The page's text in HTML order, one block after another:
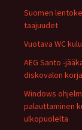
Suomen
taajuudet
Vuotava WC
AEG Santo -
diskovalon
Windows
palauttaminen
ulkopuolelta